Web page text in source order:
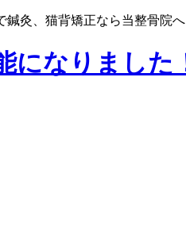
鍼灸、猫背矯正なら当整骨院へ